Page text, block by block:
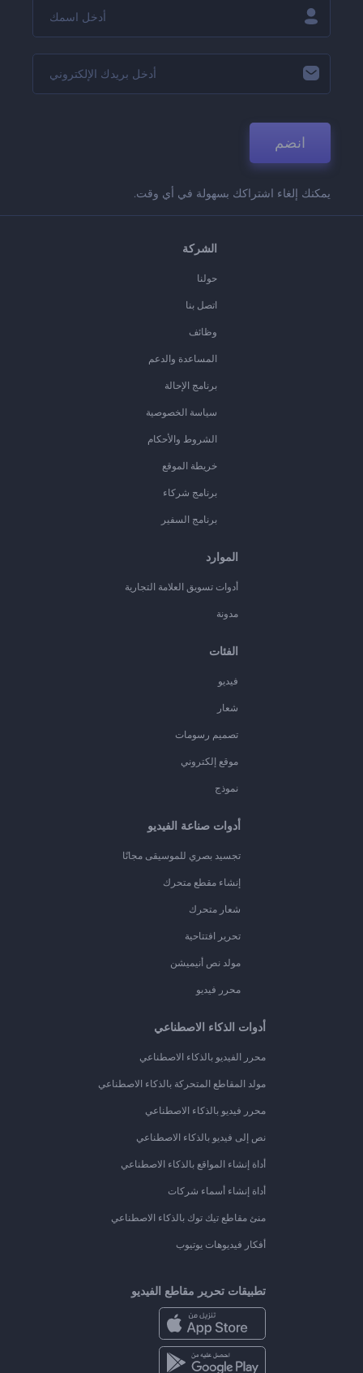
انضم
يمكنك إلغاء اشتراكك بسهولة في أي وقت.
الشركة
حولنا
اتصل بنا
وظائف
المساعدة والدعم
برنامج الإحالة
سياسة الخصوصية
الشروط والأحكام
خريطة الموقع
برنامج شركاء
برنامج السفير
الموارد
أدوات تسويق العلامة التجارية
مدونة
الفئات
فيديو
شعار
تصميم رسومات
موقع إلكتروني
نموذج
أدوات صناعة الفيديو
تجسيد بصري للموسيقى مجانًا
إنشاء مقطع متحرك
شعار متحرك
تحرير افتتاحية
مولد نص أنيميشن
محرر فيديو
أدوات الذكاء الاصطناعي
محرر الفيديو بالذكاء الاصطناعي
مولد المقاطع المتحركة بالذكاء الاصطناعي
محرر فيديو بالذكاء الاصطناعي
نص إلى فيديو بالذكاء الاصطناعي
أداة إنشاء المواقع بالذكاء الاصطناعي
أداة إنشاء أسماء شركات
منئ مقاطع تيك توك بالذكاء الاصطناعي
أفكار فيديوهات يوتيوب
تطبيقات تحرير مقاطع الفيديو